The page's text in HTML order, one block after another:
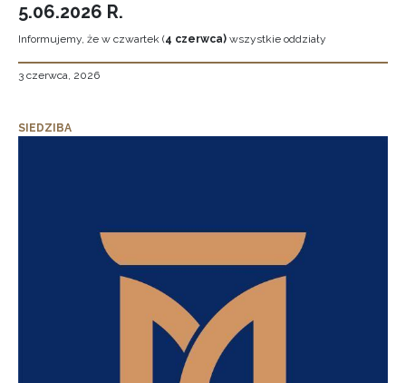
5.06.2026 R.
Informujemy, że w czwartek (4 czerwca) wszystkie oddziały
3 czerwca, 2026
SIEDZIBA